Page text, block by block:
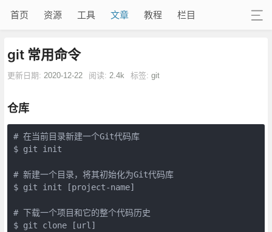
首页 资源 工具 文章 教程 栏目
git 常用命令
更新日期: 2020-12-22 阅读: 2.4k 标签: git
仓库
# 在当前目录新建一个Git代码库
$ git init
# 新建一个目录，将其初始化为Git代码库
$ git init [project-name]
# 下载一个项目和它的整个代码历史
$ git clone [url]